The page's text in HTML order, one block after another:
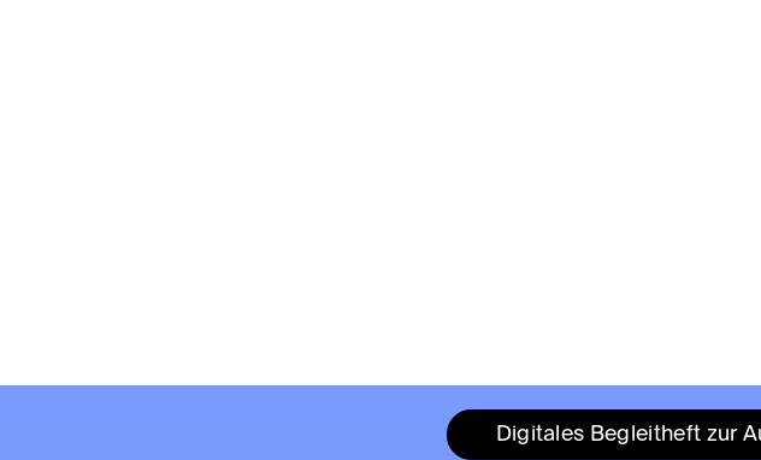
Digitales Begleitheft zur